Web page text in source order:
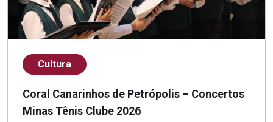
Cultura
Coral Canarinhos de Petrópolis – Concertos
Minas Tênis Clube 2026